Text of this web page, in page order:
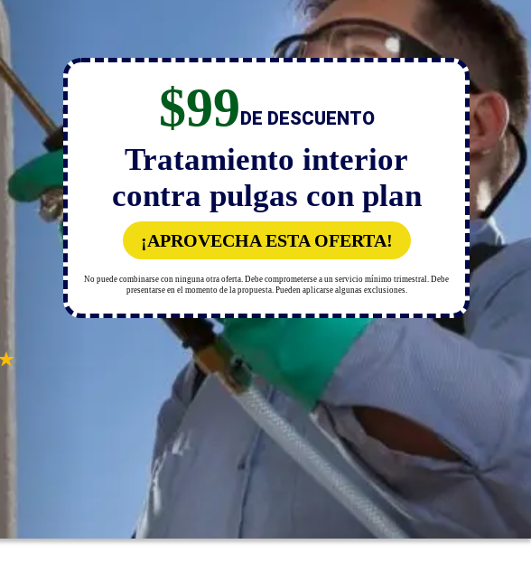
$99DE DESCUENTO
Tratamiento interior
contra pulgas con plan
¡APROVECHA ESTA OFERTA!
No puede combinarse con ninguna otra oferta. Debe comprometerse a un servicio mínimo trimestral. Debe
presentarse en el momento de la propuesta. Pueden aplicarse algunas exclusiones.